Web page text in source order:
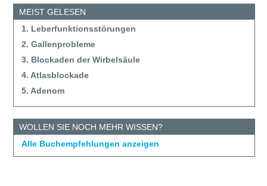
MEIST GELESEN
1. Leberfunktionsstörungen
2. Gallenprobleme
3. Blockaden der Wirbelsäule
4. Atlasblockade
5. Adenom
WOLLEN SIE NOCH MEHR WISSEN?
Alle Buchempfehlungen anzeigen